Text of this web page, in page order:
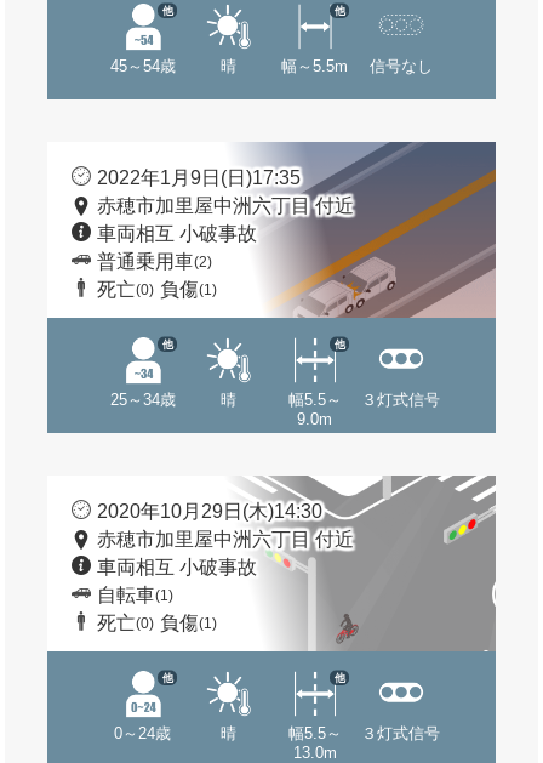
45～54歳
他
晴 幅～5.5m
他
信号なし
2022年1月9日(日)17:35
赤穂市加里屋中洲六丁目 付近
車両相互 小破事故
普通乗用車(2)
死亡(0) 負傷(1)
25～34歳
他
晴
幅5.5～
9.0m
他
３灯式信号
2020年10月29日(木)14:30
赤穂市加里屋中洲六丁目 付近
車両相互 小破事故
自転車(1)
死亡(0) 負傷(1)
0～24歳
他
晴
幅5.5～
13.0m
他
３灯式信号